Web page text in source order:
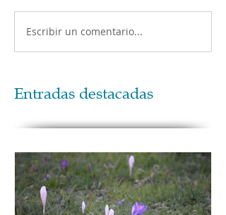
Escribir un comentario...
Entradas destacadas